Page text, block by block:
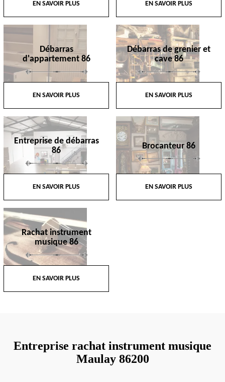
EN SAVOIR PLUS EN SAVOIR PLUS
Débarras
d'appartement 86
EN SAVOIR PLUS
Débarras de grenier et
cave 86
EN SAVOIR PLUS
Entreprise de débarras
86
EN SAVOIR PLUS
Brocanteur 86
EN SAVOIR PLUS
Rachat instrument
musique 86
EN SAVOIR PLUS
Entreprise rachat instrument musique
Maulay 86200